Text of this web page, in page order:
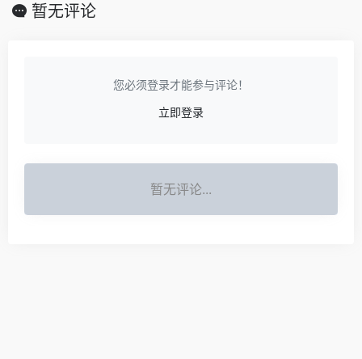
暂无评论
您必须登录才能参与评论！
立即登录
暂无评论...